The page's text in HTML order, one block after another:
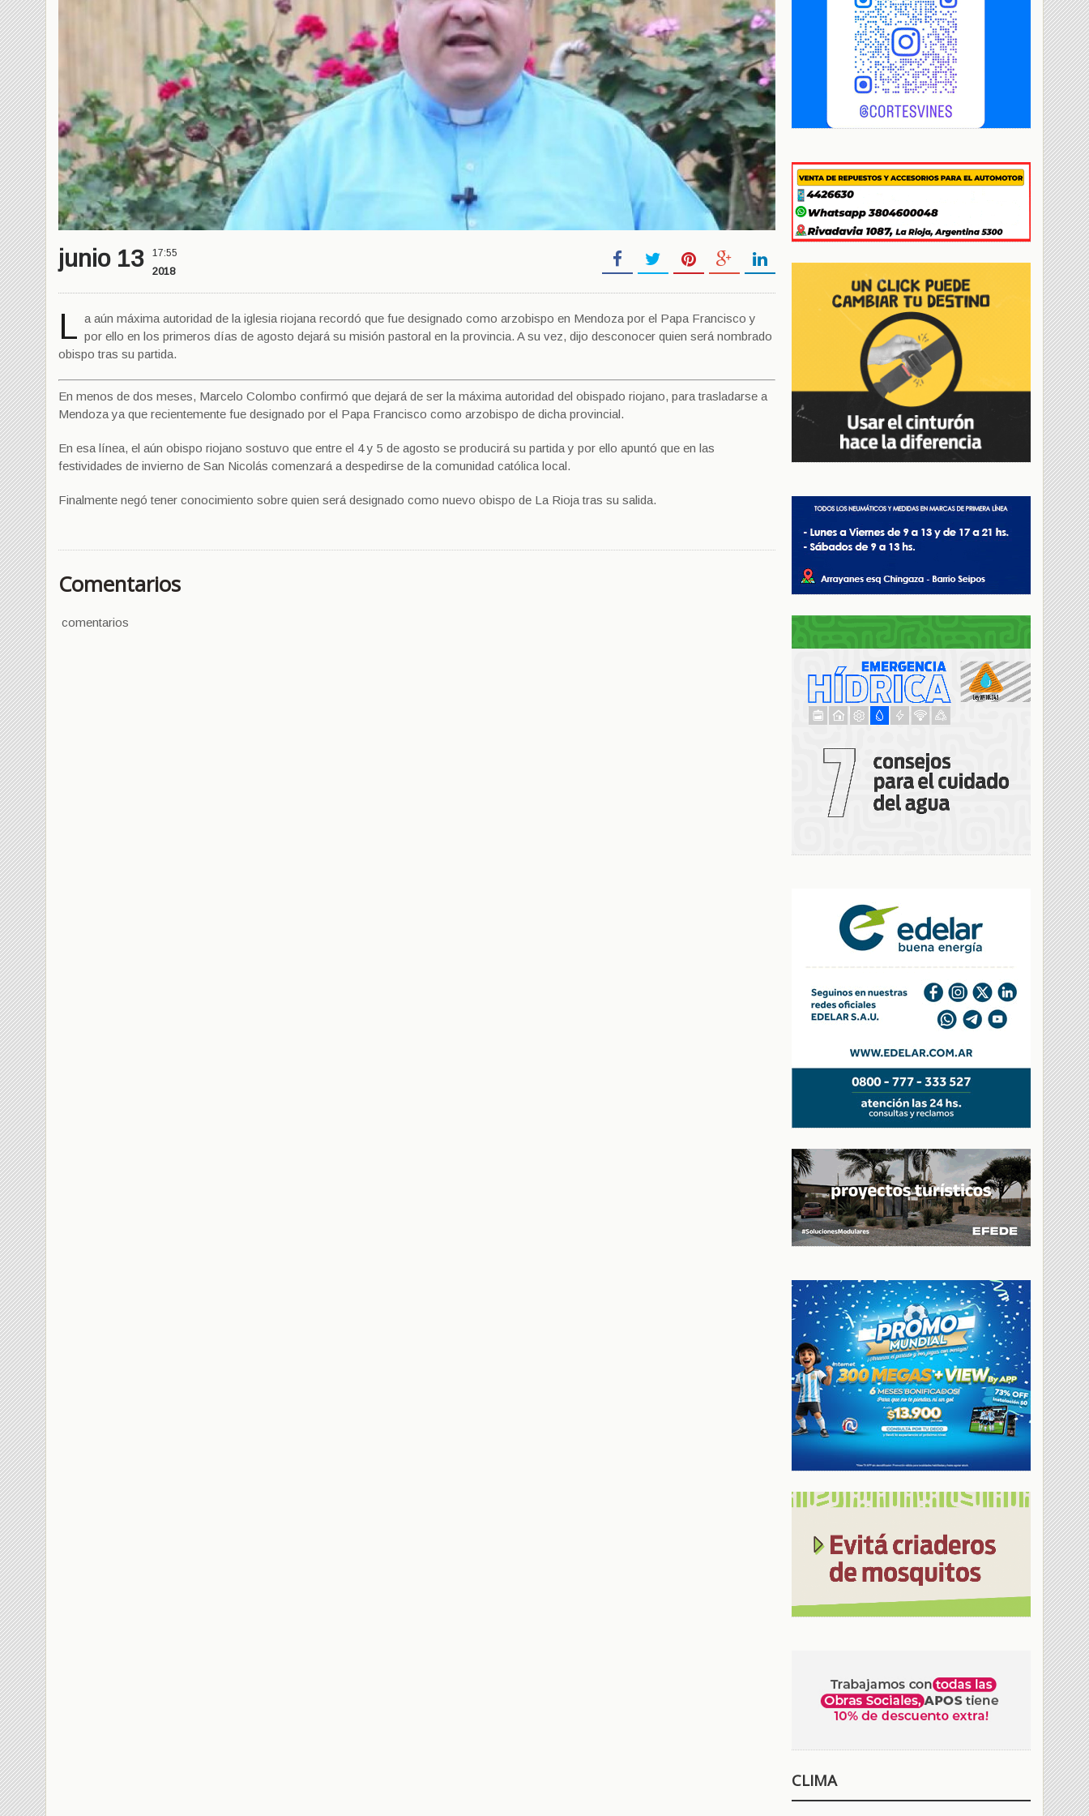
junio 13 17:55
2018
L a aún máxima autoridad de la iglesia riojana recordó que fue designado como arzobispo en Mendoza por el Papa Francisco y
por ello en los primeros días de agosto dejará su misión pastoral en la provincia. A su vez, dijo desconocer quien será nombrado
obispo tras su partida.
En menos de dos meses, Marcelo Colombo confirmó que dejará de ser la máxima autoridad del obispado riojano, para trasladarse a
Mendoza ya que recientemente fue designado por el Papa Francisco como arzobispo de dicha provincial.
En esa línea, el aún obispo riojano sostuvo que entre el 4 y 5 de agosto se producirá su partida y por ello apuntó que en las
festividades de invierno de San Nicolás comenzará a despedirse de la comunidad católica local.
Finalmente negó tener conocimiento sobre quien será designado como nuevo obispo de La Rioja tras su salida.
Comentarios
comentarios
CLIMA